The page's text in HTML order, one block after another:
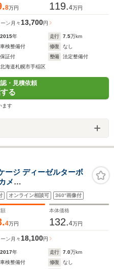
8万円 119.4万円
ン 月々13,700円
2015年 走行 7.5万km
車検整備付 修復
なし
保証付 整備
法定整備付
北海道札幌市手稲区
・見積依頼
る
ます
ジ ディーゼルターボ
メ
コントロール/全席シ
正19インチアルミホイ
オンライン相談可 360°画像付
4万円
本体価格
132.4万円
ン 月々18,100円
2017年 走行 7.0万km
車検整備付 修復
なし